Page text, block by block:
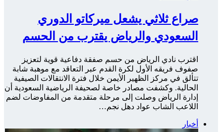
صراع ثلاثي يشعل ميركاتو الدوري
السعودي والرياض يقترب من الحسم
اقترب نادي الرياض من حسم صفقة دفاعية قوية لتعزيز
صفوف فريقه الأول لكرة القدم عبر التعاقد مع موهبة شابة
تتألق في مركز الظهير الأيمن خلال فترة الانتقالات الصيفية
الحالية. وكشفت مصادر خاصة لصحيفة الرياضية السعودية أن
إدارة الرياض وصلت إلى مرحلة متقدمة من المفاوضات لضم
اللاعب الشاب عواد دهل نجم…
أخبار